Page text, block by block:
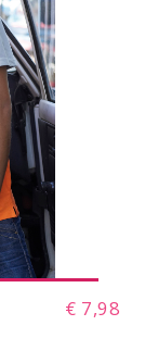
€ 7,98